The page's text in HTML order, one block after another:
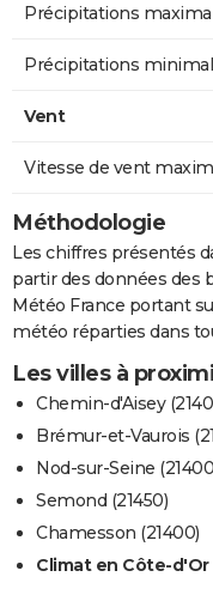
Précipitations
Précipitations
Vent
Vitesse de vent
Méthodologie
Les chiffres présentés
partir des données des
Météo France portant
météo réparties dans
Les villes à
Chemin-d'Aisey
Brémur-et-Vaurois
Nod-sur-Seine
Semond (21450)
Chamesson (21400)
Climat en Côte-d'Or